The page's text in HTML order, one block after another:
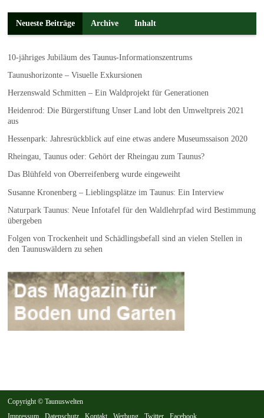
Neueste Beiträge Archive Inhalt
10-jähriges Jubiläum des Taunus-Informationszentrums
Taunushorizonte – Visuelle Exkursionen
Herzenswald Schmitten – Ein Waldprojekt für Generationen
Heidenrod: Die Bürgerstiftung Unser Land lobt den Umweltpreis 2021
aus
Hessenpark: Jahresrückblick auf eine etwas andere Museumssaison 2020
Rheingau, Taunus oder: Gehört der Rheingau zum Taunus?
Das Blühfeld von Oberreifenberg wurde eingeweiht
Susanne Kronenberg – Lieblingsplätze im Taunus: Ein Interview
Naturpark Taunus: Neue Infotafel für den Waldlehrpfad wird Bestimmung
übergeben
Folgen von Trockenheit und Schädlingsbefall sind an vielen Stellen in
den Taunuswäldern zu sehen
Copyright © Taunuswelten
Impressum
Datenschutz Kontakt Werbung Twitter Facebook